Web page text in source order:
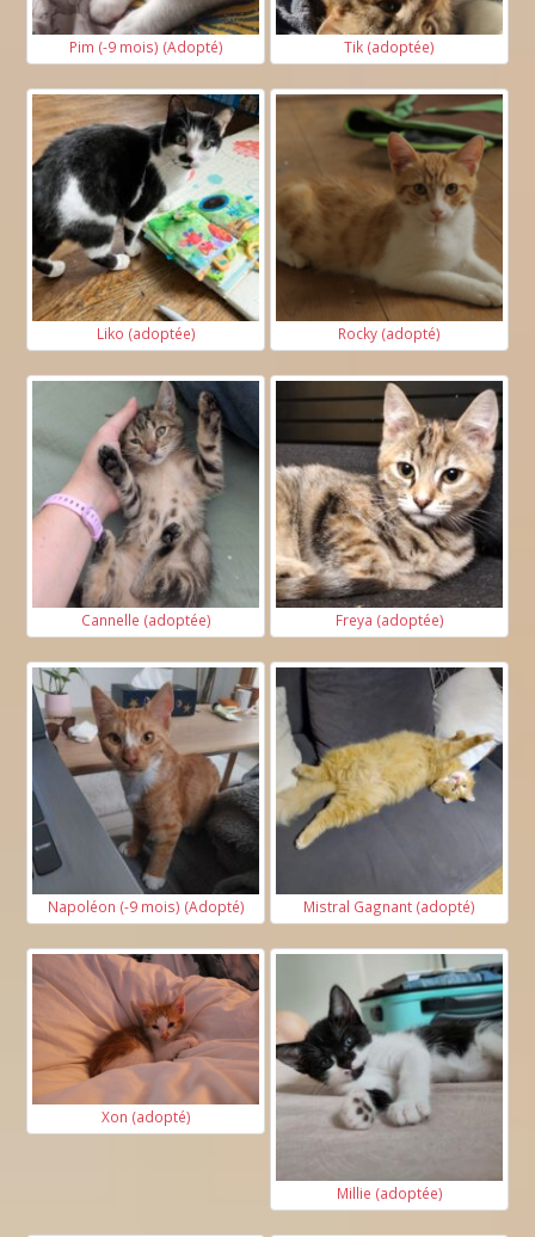
Pim (-9 mois) (Adopté) Tik (adoptée)
Liko (adoptée) Rocky (adopté)
Cannelle (adoptée) Freya (adoptée)
Napoléon (-9 mois) (Adopté) Mistral Gagnant (adopté)
Xon (adopté)
Millie (adoptée)